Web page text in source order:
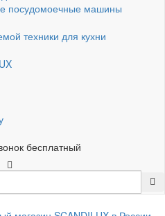
посудомоечные машины
техники для кухни
бесплатный